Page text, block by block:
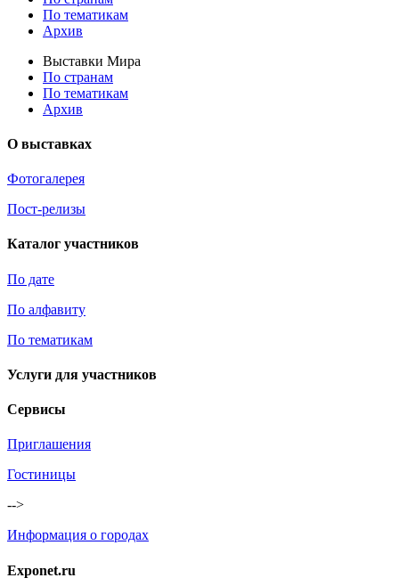
По тематикам
Архив
Выставки Мира
По странам
По тематикам
Архив
О выставках
Фотогалерея
Пост-релизы
Каталог участников
По дате
По алфавиту
По тематикам
Услуги для участников
Сервисы
Приглашения
Гостиницы
-->
Информация о городах
Exponet.ru